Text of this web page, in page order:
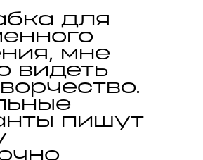
для
мне
видеть
пишут